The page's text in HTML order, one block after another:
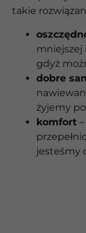
takie
mniejszej
gdyż
dobre
żyjemy
komfort
jesteśmy